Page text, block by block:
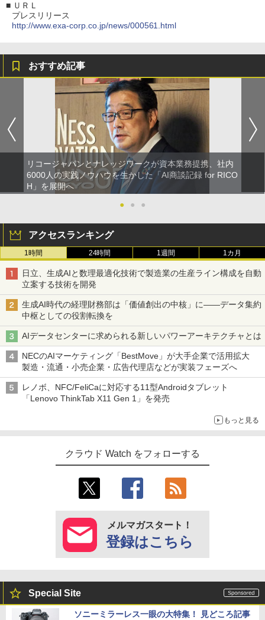
■ ＵＲＬ
プレスリリース
http://www.exa-corp.co.jp/news/000561.html
おすすめ記事
リコージャパンとナレッジワークが資本業務提携、社内
6000人の実践ノウハウを生かした「AI商談記録 for RICO
H」を展開へ
●
● ●
アクセスランキング
1時間 24時間 1週間 1カ月
日立、生成AIと数理最適化技術で製造業の生産ライン構成を自動
立案する技術を開発
生成AI時代の経理財務部は「価値創出の中核」に――データ集約
中枢としての役割転換を
AIデータセンターに求められる新しいパワーアーキテクチャとは
NECのAIマーケティング「BestMove」が大手企業で活用拡大
製造・流通・小売企業・広告代理店などが実装フェーズへ
レノボ、NFC/FeliCaに対応する11型Androidタブレット
「Lenovo ThinkTab X11 Gen 1」を発売
もっと見る
クラウド Watch をフォローする
メルマガスタート！
登録はこちら
Special Site
ソニーミラーレス一眼の大特集！ 見どころ記事